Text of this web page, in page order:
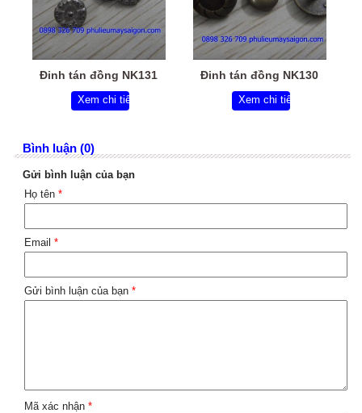
Đinh tán đồng NK131
Xem chi tiết
Đinh tán đồng NK130
Xem chi tiết
Bình luận (0)
Gửi bình luận của bạn
Họ tên *
Email *
Gửi bình luận của bạn *
Mã xác nhận *